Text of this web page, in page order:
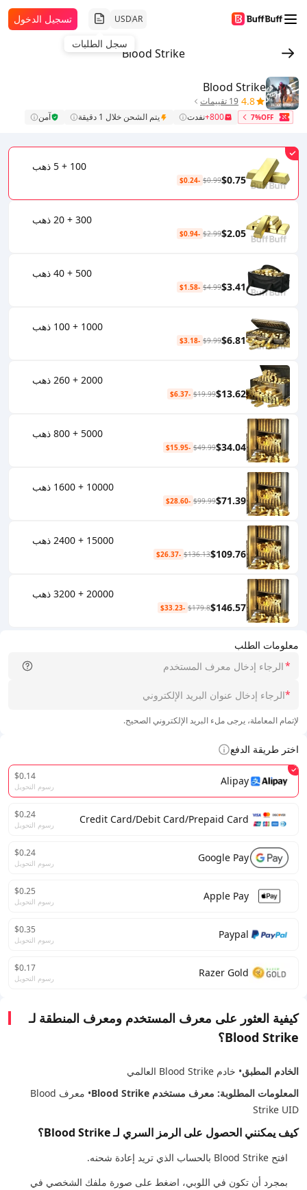
AR
USD
سجل الطلبات
تسجيل الدخول
Blood Strike
معلومات الطلب
*
*
لإتمام المعاملة، يرجى ملء البريد الإلكتروني الصحيح.
اختر طريقة الدفع
Alipay
$0.14
رسوم التحويل
Credit Card/Debit Card/Prepaid Card
$0.24
رسوم التحويل
Google Pay
$0.24
رسوم التحويل
Apple Pay
$0.25
رسوم التحويل
Paypal
$0.35
رسوم التحويل
Razer Gold
$0.17
رسوم التحويل
Blood Strike
4.8 19 تقييمات
7%OFF
800+ نفدت يتم الشحن خلال 1 دقيقة آمن
100 + 5 ذهب
$0.75
$0.99
-$0.24
300 + 20 ذهب
$2.05
$2.99
-$0.94
500 + 40 ذهب
$3.41
$4.99
-$1.58
1000 + 100 ذهب
$6.81
$9.99
-$3.18
2000 + 260 ذهب
$13.62
$19.99
-$6.37
5000 + 800 ذهب
$34.04
$49.99
-$15.95
10000 + 1600 ذهب
$71.39
$99.99
-$28.60
15000 + 2400 ذهب
$109.76
$136.13
-$26.37
20000 + 3200 ذهب
$146.57
$179.8
-$33.23
كيفية العثور على معرف المستخدم ومعرف المنطقة لـ
Blood Strike؟
الخادم المطبق• خادم Blood Strike العالمي
المعلومات المطلوبة: معرف مستخدم Blood Strike
• معرف Blood
Strike UID
كيف يمكنني الحصول على الرمز السري لـ Blood Strike؟
افتح Blood Strike بالحساب الذي تريد إعادة شحنه.
بمجرد أن تكون في اللوبي، اضغط على صورة ملفك الشخصي في